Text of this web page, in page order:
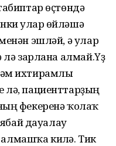
өҫтөндә
улар һөйләшә
эшләй, ә улар
лә зарлана алмай.Үҙ
ихтирамлы
лә, пациенттарҙың
фекеренә ҡолаҡ
дауалау
килһә. Тик